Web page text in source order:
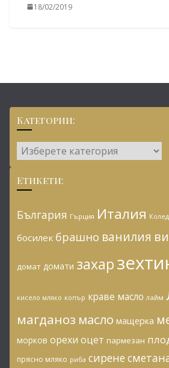
18/02/2019
Категории:
Категории:
Етикети:
България Гърция Италия
босилек брашно ванилия
домат домати захар
кисело мляко копър краве масло лайм
магданоз масло мащерка
морков орехи оцет пармезан
прясно мляко риба сирене